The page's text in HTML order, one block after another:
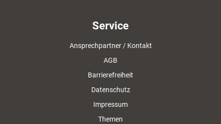
Service
Ansprechpartner / Kontakt
AGB
Barrierefreiheit
Datenschutz
Impressum
Themen